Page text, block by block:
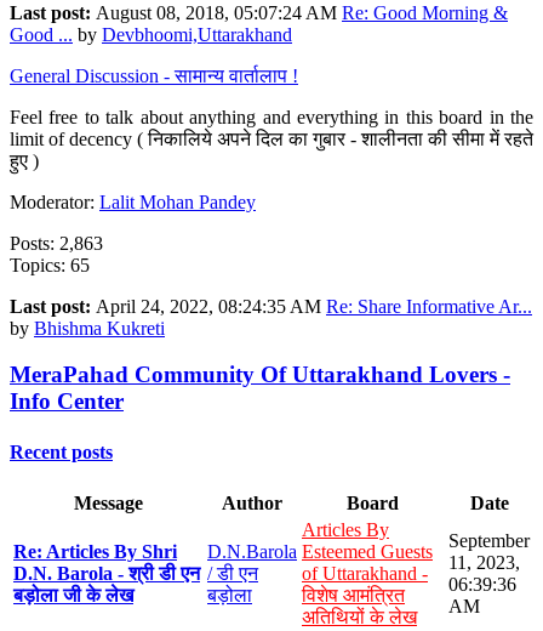
Last post: August 08, 2018, 05:07:24 AM Re: Good Morning &
Good ... by Devbhoomi,Uttarakhand
General Discussion - सामान्य वार्तालाप !
Feel free to talk about anything and everything in this board in the
limit of decency ( निकालिये अपने दिल का गुबार - शालीनता की सीमा में रहते
हुए )
Moderator: Lalit Mohan Pandey
Posts: 2,863
Topics: 65
Last post: April 24, 2022, 08:24:35 AM Re: Share Informative Ar...
by Bhishma Kukreti
MeraPahad Community Of Uttarakhand Lovers -
Info Center
Recent posts
Message Author Board Date
Re: Articles By Shri
D.N. Barola - श्री डी एन
बड़ोला जी के लेख
D.N.Barola
/ डी एन
बड़ोला
Articles By
Esteemed Guests
of Uttarakhand -
विशेष आमंत्रित
अतिथियों के लेख
September
11, 2023,
06:39:36
AM